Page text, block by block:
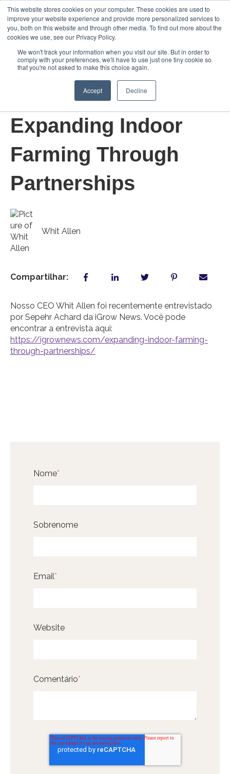
This website stores cookies on your computer. These cookies are used to
improve your website experience and provide more personalized services to
you, both on this website and through other media. To find out more about the
cookies we use, see our Privacy Policy.
We won't track your information when you visit our site. But in order to
comply with your preferences, we'll have to use just one tiny cookie so
that you're not asked to make this choice again.
Accept Decline
Abrir
19/ago/2024 18:51:32
Expanding Indoor
Farming Through
Partnerships
Whit Allen
Compartilhar:
Nosso CEO Whit Allen foi recentemente entrevistado
por Sepehr Achard da iGrow News. Você pode
encontrar a entrevista aqui:
https://igrownews.com/expanding-indoor-farming-
through-partnerships/
Nome*
Sobrenome
Email*
Website
Comentário*